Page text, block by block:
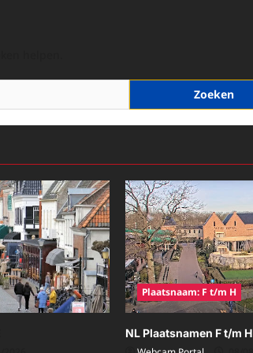
Plaatsnaam: F t/m H
NL Plaatsnamen F t/m H